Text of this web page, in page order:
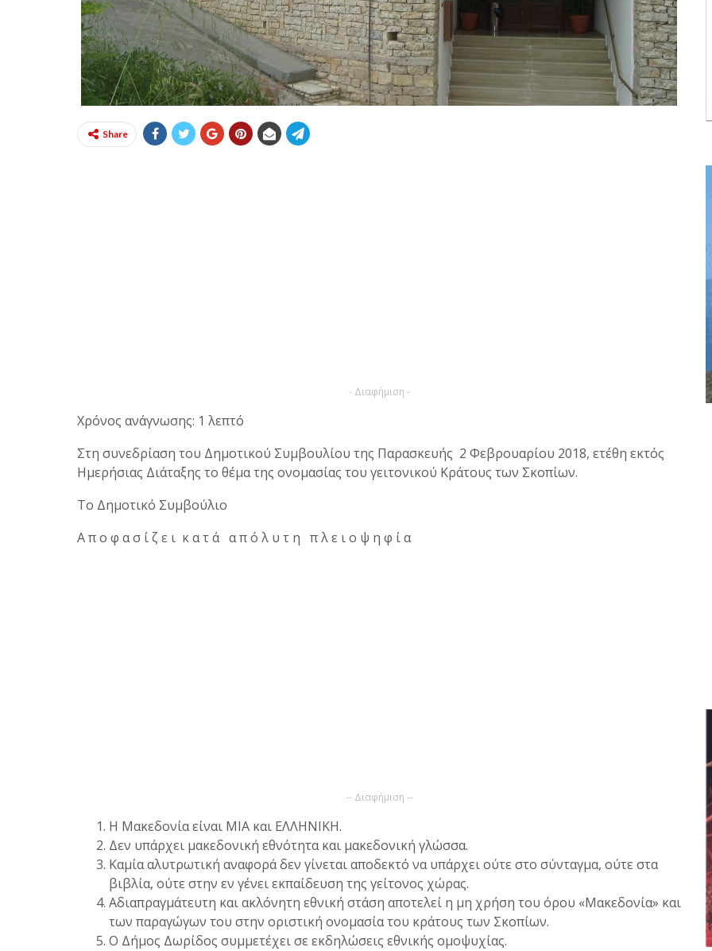
Share
- Διαφήμιση -
Χρόνος ανάγνωσης: 1 λεπτό
Στη συνεδρίαση του Δημοτικού Συμβουλίου της Παρασκευής 2 Φεβρουαρίου 2018, ετέθη εκτός
Ημερήσιας Διάταξης το θέμα της ονομασίας του γειτονικού Κράτους των Σκοπίων.
Το Δημοτικό Συμβούλιο
Α π ο φ α σ ί ζ ε ι κ α τ ά α π ό λ υ τ η π λ ε ι ο ψ η φ ί α
-- Διαφήμιση --
Η Μακεδονία είναι ΜΙΑ και ΕΛΛΗΝΙΚΗ.
Δεν υπάρχει μακεδονική εθνότητα και μακεδονική γλώσσα.
Καμία αλυτρωτική αναφορά δεν γίνεται αποδεκτό να υπάρχει ούτε στο σύνταγμα, ούτε στα
βιβλία, ούτε στην εν γένει εκπαίδευση της γείτονος χώρας.
Αδιαπραγμάτευτη και ακλόνητη εθνική στάση αποτελεί η μη χρήση του όρου «Μακεδονία» και
των παραγώγων του στην οριστική ονομασία του κράτους των Σκοπίων.
Ο Δήμος Δωρίδος συμμετέχει σε εκδηλώσεις εθνικής ομοψυχίας.